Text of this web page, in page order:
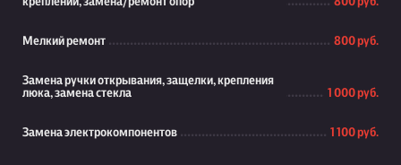
Мелкий ремонт 800 руб.
Замена ручки открывания, защелки, крепления
люка, замена стекла
1 000 руб.
Замена электрокомпонентов 1 100 руб.